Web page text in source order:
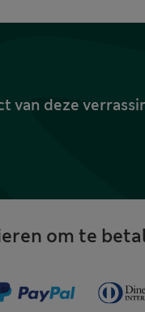
van deze
om te